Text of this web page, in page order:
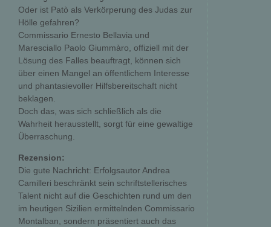
Oder ist Patò als Verkörperung des Judas zur
Hölle gefahren?
Commissario Ernesto Bellavia und
Maresciallo Paolo Giummàro, offiziell mit der
Lösung des Falles beauftragt, können sich
über einen Mangel an öffentlichem Interesse
und phantasievoller Hilfsbereitschaft nicht
beklagen.
Doch das, was sich schließlich als die
Wahrheit herausstellt, sorgt für eine gewaltige
Überraschung.
Rezension:
Die gute Nachricht: Erfolgsautor Andrea
Camilleri beschränkt sein schriftstellerisches
Talent nicht auf die Geschichten rund um den
im heutigen Sizilien ermittelnden Commissario
Montalban, sondern präsentiert auch das